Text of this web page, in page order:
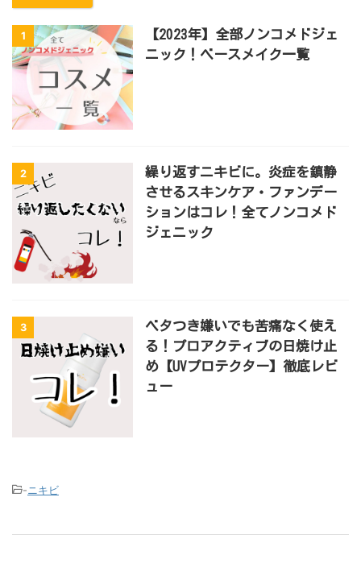
1
【2023年】全部ノンコメドジェ
ニック！ベースメイク一覧
2
繰り返すニキビに。炎症を鎮静
させるスキンケア・ファンデー
ションはコレ！全てノンコメド
ジェニック
3
ベタつき嫌いでも苦痛なく使え
る！プロアクティブの日焼け止
め【UVプロテクター】徹底レビ
ュー
-ニキビ